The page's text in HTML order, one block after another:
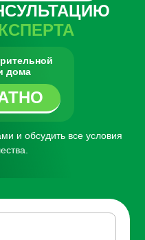
дома
и обсудить все условия